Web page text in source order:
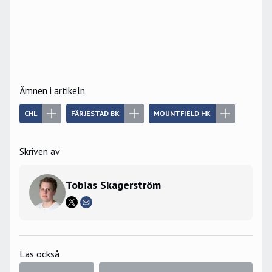
Ämnen i artikeln
CHL FÄRJESTAD BK MOUNTFIELD HK
Skriven av
Tobias Skagerström
Läs också